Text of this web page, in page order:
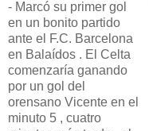
- Marcó su primer gol
en un bonito partido
ante el F.C. Barcelona
en Balaídos . El Celta
comenzaría ganando
por un gol del
orensano Vicente en el
minuto 5 , cuatro